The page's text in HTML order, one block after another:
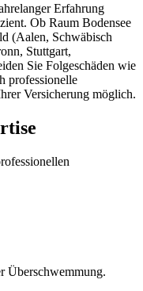
Erfahrung
Ob Raum Bodensee
(Aalen, Schwäbisch
Stuttgart,
Sie Folgeschäden wie
professionelle
Versicherung möglich.
Überschwemmung.